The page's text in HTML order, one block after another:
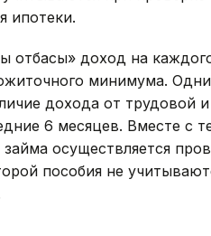
ипотеки.
отбасы» доход на
минимума.
дохода от трудовой
6 месяцев. Вместе с
осуществляется
пособия не